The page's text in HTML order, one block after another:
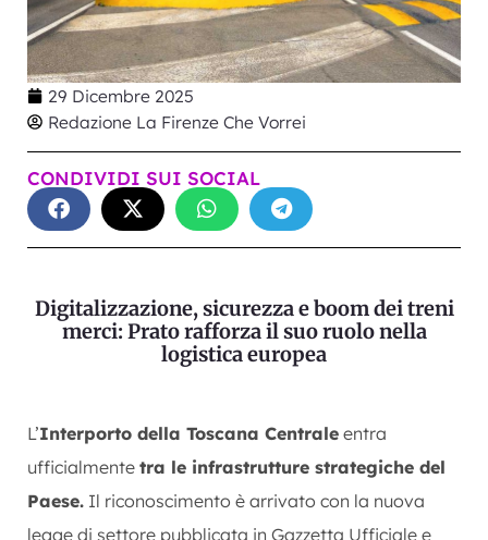
29 Dicembre 2025
Redazione La Firenze Che Vorrei
CONDIVIDI SUI SOCIAL
Digitalizzazione, sicurezza e boom dei treni
merci: Prato rafforza il suo ruolo nella
logistica europea
L’Interporto della Toscana Centrale entra
ufficialmente tra le infrastrutture strategiche del
Paese. Il riconoscimento è arrivato con la nuova
legge di settore pubblicata in Gazzetta Ufficiale e